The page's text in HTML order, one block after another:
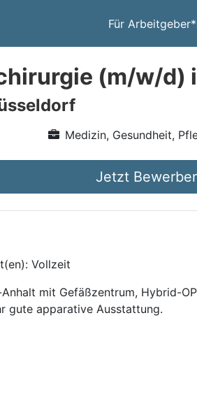
Für
(m/w/d)
Medizin, Gesundheit,
Jetzt
Vollzeit
mit Gefäßzentrum, Hybrid-
gute apparative Ausstattung.